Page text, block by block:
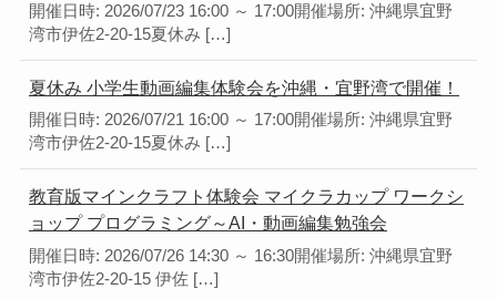
開催日時: 2026/07/23 16:00 ～ 17:00開催場所: 沖縄県宜野
湾市伊佐2-20-15夏休み […]
夏休み 小学生動画編集体験会を沖縄・宜野湾で開催！
開催日時: 2026/07/21 16:00 ～ 17:00開催場所: 沖縄県宜野
湾市伊佐2-20-15夏休み […]
教育版マインクラフト体験会 マイクラカップ ワークシ
ョップ プログラミング～AI・動画編集勉強会
開催日時: 2026/07/26 14:30 ～ 16:30開催場所: 沖縄県宜野
湾市伊佐2-20-15 伊佐 […]